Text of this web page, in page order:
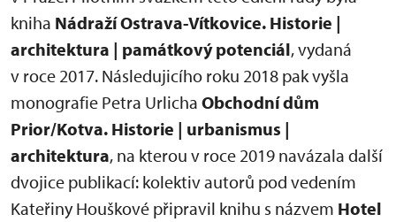
kniha Nádraží Ostrava-Vítkovice. Historie |
architektura | památkový potenciál, vydaná
v roce 2017. Následujicího roku 2018 pak vyšla
monografie Petra Urlicha Obchodní dům
Prior/Kotva. Historie | urbanismus |
architektura, na kterou v roce 2019 navázala další
dvojice publikací: kolektiv autorů pod vedením
Kateřiny Houškové připravil knihu s názvem Hotel